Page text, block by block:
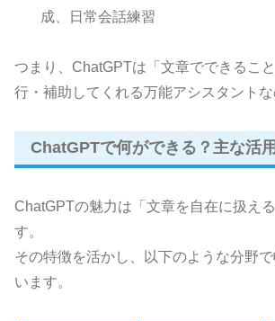
成、日常会話練習
つまり、ChatGPTは「文章でできるこ
行・補助してくれる万能アシスタントな
ChatGPTで何ができる？主な活
ChatGPTの魅力は「文章を自在に扱え
す。
その特徴を活かし、以下のような分野
います。